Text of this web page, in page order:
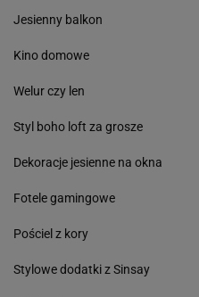
Jesienny balkon
Kino domowe
Welur czy len
Styl boho loft za grosze
Dekoracje jesienne na okna
Fotele gamingowe
Pościel z kory
Stylowe dodatki z Sinsay